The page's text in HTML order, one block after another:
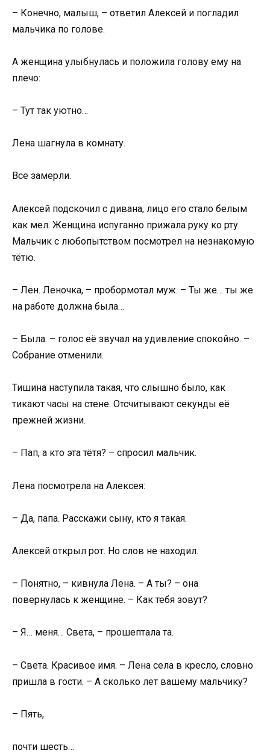
– Конечно, малыш, – ответил Алексей и погладил
мальчика по голове.
А женщина улыбнулась и положила голову ему на
плечо:
– Тут так уютно…
Лена шагнула в комнату.
Все замерли.
Алексей подскочил с дивана, лицо его стало белым
как мел. Женщина испуганно прижала руку ко рту.
Мальчик с любопытством посмотрел на незнакомую
тётю.
– Лен. Леночка, – пробормотал муж. – Ты же… ты же
на работе должна была…
– Была. – голос её звучал на удивление спокойно. –
Собрание отменили.
Тишина наступила такая, что слышно было, как
тикают часы на стене. Отсчитывают секунды её
прежней жизни.
– Пап, а кто эта тётя? – спросил мальчик.
Лена посмотрела на Алексея:
– Да, папа. Расскажи сыну, кто я такая.
Алексей открыл рот. Но слов не находил.
– Понятно, – кивнула Лена. – А ты? – она
повернулась к женщине. – Как тебя зовут?
– Я… меня… Света, – прошептала та.
– Света. Красивое имя. – Лена села в кресло, словно
пришла в гости. – А сколько лет вашему мальчику?
– Пять,
почти шесть…